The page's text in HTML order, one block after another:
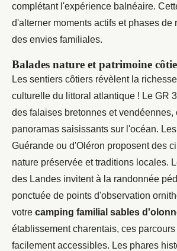
complétant l'expérience balnéaire.
d'alterner moments actifs et phases de
des envies familiales.
Balades nature et patrimoine
Les sentiers côtiers révèlent la
culturelle du littoral atlantique ! Le GR
des falaises bretonnes et vendéennes,
panoramas saisissants sur l'océan.
Guérande ou d'Oléron proposent des
nature préservée et traditions locales.
des Landes invitent à la randonnée
ponctuée de points d'observation
votre camping familial sables
établissement charentais, ces
facilement accessibles. Les phares